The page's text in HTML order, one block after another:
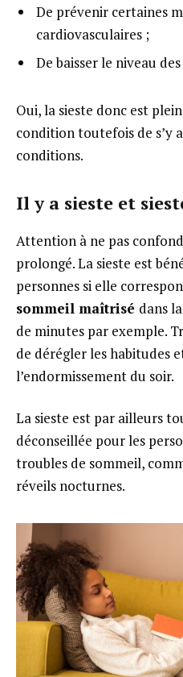
De prévenir certaines
cardiovasculaires ;
De baisser le niveau
Oui, la sieste donc est
condition toutefois de s’y
conditions.
Il y a sieste et
Attention à ne pas
prolongé. La sieste est
personnes si elle
sommeil maîtrisé dans
de minutes par exemple.
de dérégler les habitudes
l’endormissement du soir.
La sieste est par ailleurs
déconseillée pour les
troubles de sommeil,
réveils nocturnes.